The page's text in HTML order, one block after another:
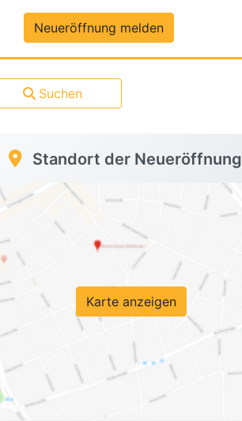
Daten
Neueröffnung melden
Suchen
Standort der Neueröffnung
Karte anzeigen